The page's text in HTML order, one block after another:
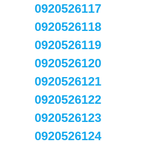
0920526117
0920526118
0920526119
0920526120
0920526121
0920526122
0920526123
0920526124